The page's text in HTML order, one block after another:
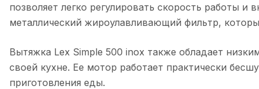
позволяет легко регулировать скорость работы
металлический жироулавливающий фильтр,
Вытяжка Lex Simple 500 inox также обладает
своей кухне. Ее мотор работает практически
приготовления еды.